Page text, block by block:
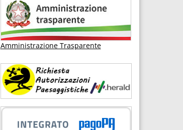
Amministrazione Trasparente